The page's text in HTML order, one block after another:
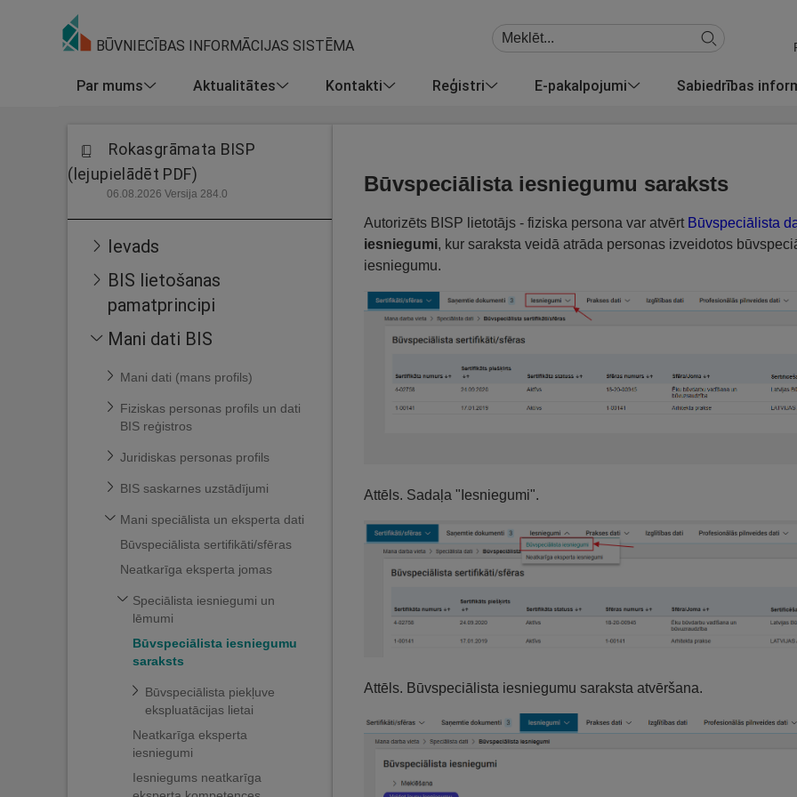
BŪVNIECĪBAS INFORMĀCIJAS SISTĒMA
Par mums Aktualitātes Kontakti Reģistri E-pakalpojumi Sabiedrības
Rokasgrāmata BISP
(lejupielādēt PDF)
06.08.2026 Versija 284.0
Ievads
BIS lietošanas
pamatprincipi
Mani dati BIS
Mani dati (mans profils)
Fiziskas personas profils un dati
BIS reģistros
Juridiskas personas profils
BIS saskarnes uzstādījumi
Mani speciālista un eksperta dati
Būvspeciālista sertifikāti/sfēras
Neatkarīga eksperta jomas
Speciālista iesniegumi un
lēmumi
Būvspeciālista iesniegumu
saraksts
Būvspeciālista piekļuve
ekspluatācijas lietai
Neatkarīga eksperta
iesniegumi
Iesniegums neatkarīga
Būvspeciālista iesniegumu saraksts
Autorizēts BISP lietotājs - fiziska persona var atvērt Būvspeciālista
iesniegumi, kur saraksta veidā atrāda personas izveidotos
iesniegumu.
Attēls. Sadaļa "Iesniegumi".
Attēls. Būvspeciālista iesniegumu saraksta atvēršana.